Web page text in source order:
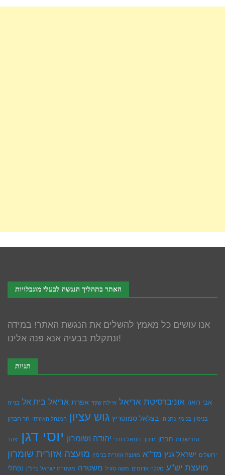
האתר בתהליך הנגשה לבעלי מוגבלויות
אנו עושים כל מאמץ להשלים את הנגשת האתר! במידה
ונתקלת בבעיה אנא פנה אלינו!
תגיות
אבי רואה אוניברסיטת אריאל איילת שקד אפרת אריאל בית אל בנייה
בנימין בנימין נתניהו בצלאל סמוטריץ גוש עציון המנהל האזרחי הר חברון
התיישבות חברון חינוך חננאל דורני יהודה ושומרון יוסי דגן יצהר
ירושלים ישראל גנץ מד"א מועצה אזורית בנימין מועצה אזורית שומרון
מועצת יש''ע מעלה אדומים משה סוויל משטרה משטרת ישראל נדל''ן נפתלי